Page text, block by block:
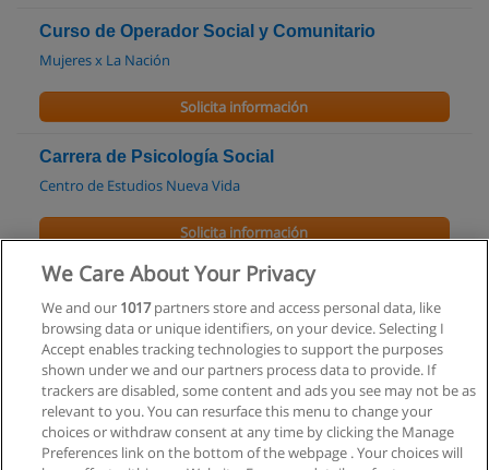
Curso de Operador Social y Comunitario
Mujeres x La Nación
Solicita información
Carrera de Psicología Social
Centro de Estudios Nueva Vida
Solicita información
Curso Psicología Social A Distancia
IDESBA - INSTITUTO DE ESTUDIOS SUPERIORES DE BUENOS
AIRES
Solicita información
We Care About Your Privacy
We and our 1017partners store and access personal data, like
browsing data or unique identifiers, on your device. Selecting I
Accept enables tracking technologies to support the purposes
shown under we and our partners process data to provide. If
trackers are disabled, some content and ads you see may not be as
relevant to you. You can resurface this menu to change your
choices or withdraw consent at any time by clicking the Manage
Preferences link on the bottom of the webpage . Your choices will